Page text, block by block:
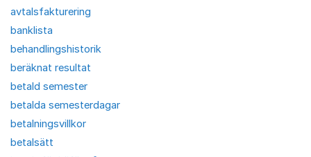
avtalsfakturering
banklista
behandlingshistorik
beräknat resultat
betald semester
betalda semesterdagar
betalningsvillkor
betalsätt